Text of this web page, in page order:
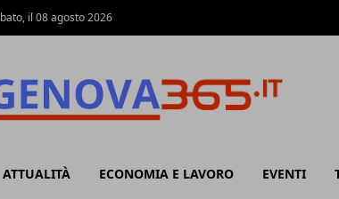
il 08 agosto 2026
ATTUALITÀ ECONOMIA E LAVORO EVENTI